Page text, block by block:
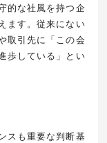
的な社風を持つ企
ます。従来にない
取引先に「この会
歩している」とい
スも重要な判断基